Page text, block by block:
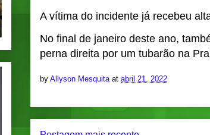
A vítima do incidente já recebeu
No final de janeiro deste ano,
perna direita por um tubarão na
by Allyson Mesquita at abril 21, 2022